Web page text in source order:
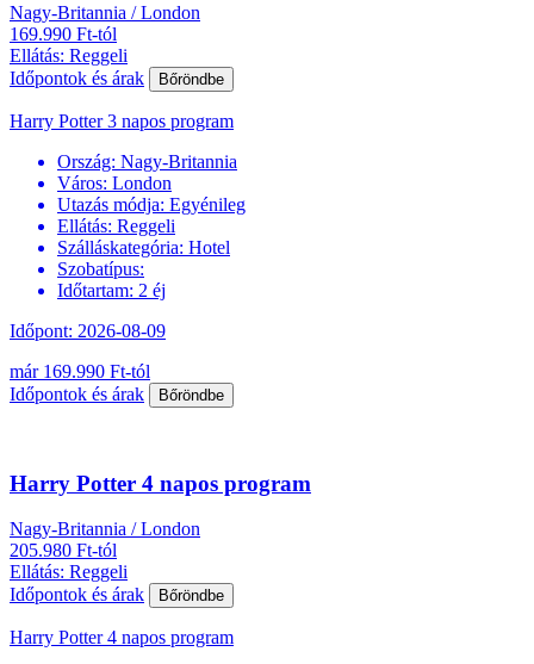
Nagy-Britannia / London
169.990 Ft-tól
Ellátás: Reggeli
Időpontok és árak
Bőröndbe
Harry Potter 3 napos program
Ország: Nagy-Britannia
Város: London
Utazás módja: Egyénileg
Ellátás: Reggeli
Szálláskategória: Hotel
Szobatípus:
Időtartam: 2 éj
Időpont: 2026-08-09
már 169.990 Ft-tól
Időpontok és árak
Bőröndbe
Harry Potter 4 napos program
Nagy-Britannia / London
205.980 Ft-tól
Ellátás: Reggeli
Időpontok és árak
Bőröndbe
Harry Potter 4 napos program